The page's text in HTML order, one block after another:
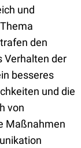
und
den
Verhalten der
besseres
und die
von
Maßnahmen